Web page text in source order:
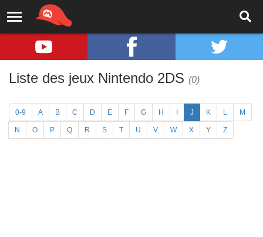
Liste des jeux Nintendo 2DS (0)
0-9 A B C D E F G H J K L M
N O P Q R S T U V W X Y Z